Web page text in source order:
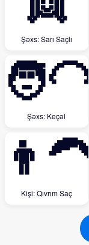
Şəxs: Sarı Saçlı
🧑‍🦲
Şəxs: Keçəl
👨‍🦱
Kişi: Qıvrım Saç